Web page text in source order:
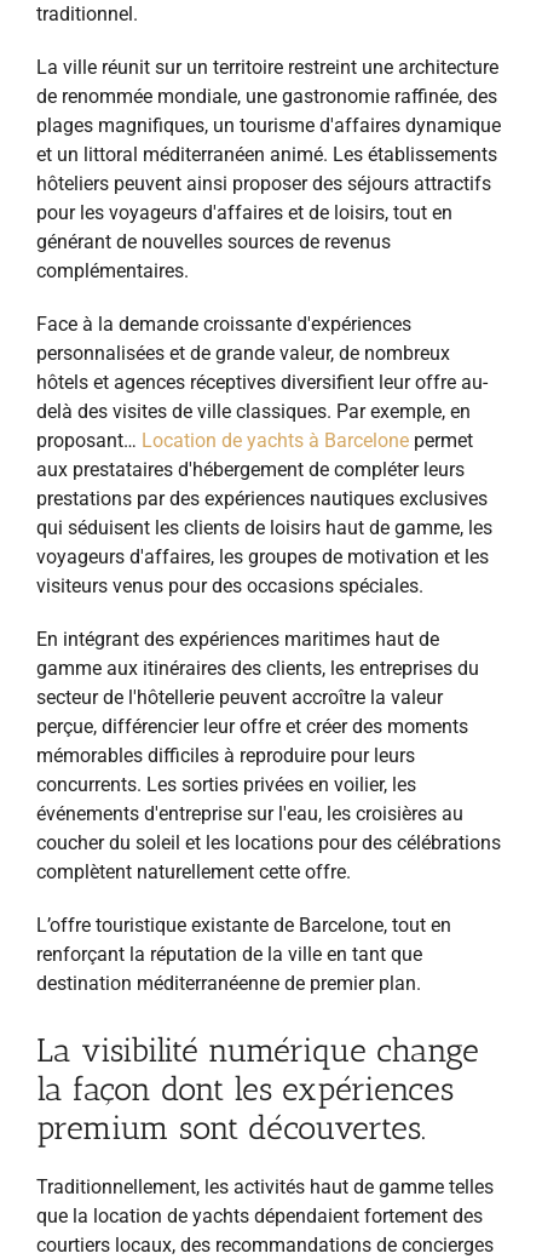
traditionnel.
La ville réunit sur un territoire restreint une architecture
de renommée mondiale, une gastronomie raffinée, des
plages magnifiques, un tourisme d'affaires dynamique
et un littoral méditerranéen animé. Les établissements
hôteliers peuvent ainsi proposer des séjours attractifs
pour les voyageurs d'affaires et de loisirs, tout en
générant de nouvelles sources de revenus
complémentaires.
Face à la demande croissante d'expériences
personnalisées et de grande valeur, de nombreux
hôtels et agences réceptives diversifient leur offre au-
delà des visites de ville classiques. Par exemple, en
proposant… Location de yachts à Barcelone permet
aux prestataires d'hébergement de compléter leurs
prestations par des expériences nautiques exclusives
qui séduisent les clients de loisirs haut de gamme, les
voyageurs d'affaires, les groupes de motivation et les
visiteurs venus pour des occasions spéciales.
En intégrant des expériences maritimes haut de
gamme aux itinéraires des clients, les entreprises du
secteur de l'hôtellerie peuvent accroître la valeur
perçue, différencier leur offre et créer des moments
mémorables difficiles à reproduire pour leurs
concurrents. Les sorties privées en voilier, les
événements d'entreprise sur l'eau, les croisières au
coucher du soleil et les locations pour des célébrations
complètent naturellement cette offre.
L’offre touristique existante de Barcelone, tout en
renforçant la réputation de la ville en tant que
destination méditerranéenne de premier plan.
La visibilité numérique change
la façon dont les expériences
premium sont découvertes.
Traditionnellement, les activités haut de gamme telles
que la location de yachts dépendaient fortement des
courtiers locaux, des recommandations de concierges